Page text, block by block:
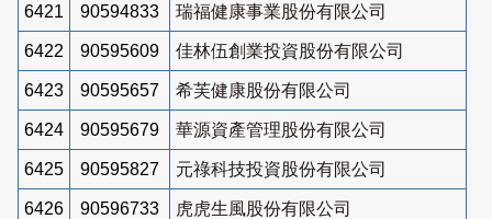
6421 90594833 瑞福健康事業股份有限公司
6422 90595609 佳林伍創業投資股份有限公司
6423 90595657 希芙健康股份有限公司
6424 90595679 華源資產管理股份有限公司
6425 90595827 元祿科技投資股份有限公司
6426 90596733 虎虎生風股份有限公司